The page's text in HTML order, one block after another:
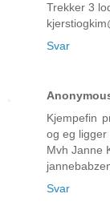
Trekker 3
Svar
Kjempefin
og eg
Mvh Janne
Svar